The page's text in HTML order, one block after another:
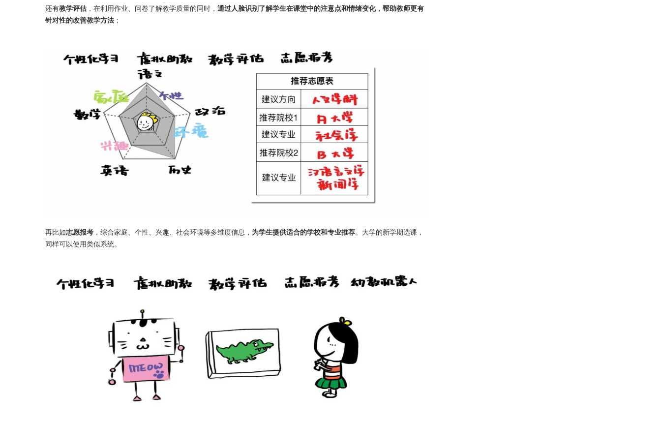
还有教学评估 ，在利用作业、问卷了解教学质量的同时， 通过人脸识别了解学生在课堂中的注意点和情绪变化，帮助教师更有
针对性的改善教学方法 ；
再比如志愿报考 ，综合家庭、个性、兴趣、社会环境等多维度信息， 为学生提供适合的学校和专业推荐。大学的新学期选课，
同样可以使用类似系统。